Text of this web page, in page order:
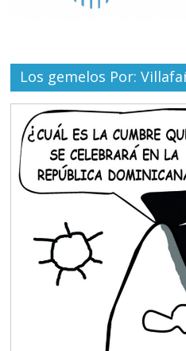
Los gemelos Por: